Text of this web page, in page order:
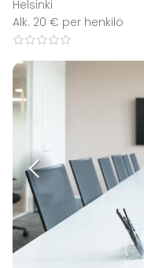
Helsinki
Alk. 20 € per henkilö